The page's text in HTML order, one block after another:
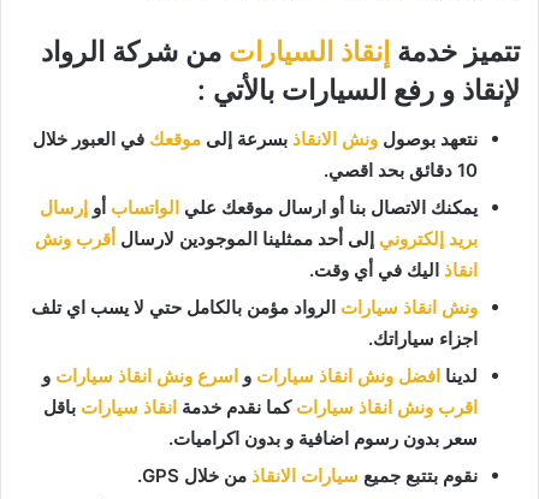
تتميز خدمة إنقاذ السيارات من شركة الرواد
لإنقاذ و رفع السيارات بالأتي :
نتعهد بوصول ونش الانقاذ بسرعة إلى موقعك في العبور خلال
10 دقائق بحد اقصي.
يمكنك الاتصال بنا أو ارسال موقعك علي الواتساب أو إرسال
بريد إلكتروني إلى أحد ممثلينا الموجودين لارسال أقرب ونش
انقاذ اليك في أي وقت.
ونش انقاذ سيارات الرواد مؤمن بالكامل حتي لا يسب اي تلف
اجزاء سياراتك.
لدينا افضل ونش انقاذ سيارات و اسرع ونش انقاذ سيارات و
اقرب ونش انقاذ سيارات كما نقدم خدمة انقاذ سيارات باقل
سعر بدون رسوم اضافية و بدون اكراميات.
نقوم بتتبع جميع سيارات الانقاذ من خلال GPS.